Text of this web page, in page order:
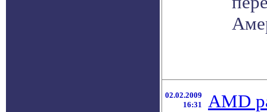
02.02.2009
16:31
AMD